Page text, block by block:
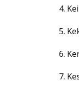
4.
5.
6.
7.